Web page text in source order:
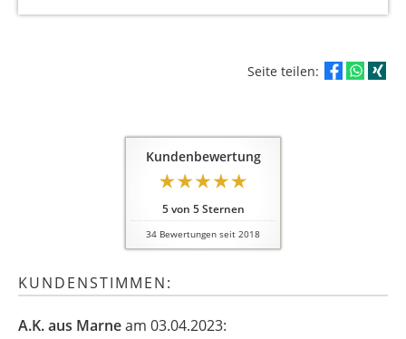
Seite teilen:
Kundenbewertung
5von 5Sternen
34 Bewertungen seit 2018
KUNDENSTIMMEN:
A.K. aus Marneam 03.04.2023: